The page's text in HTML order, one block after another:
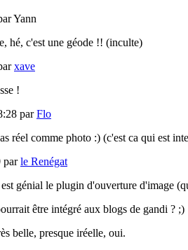
Yann
hé, c'est une géode !! (inculte)
xave
!
parFlo
réel comme photo :) (c'est ca qui est
parle Renégat
génial le plugin d'ouverture d'image
être intégré aux blogs de gandi ? ;)
belle, presque iréelle, oui.